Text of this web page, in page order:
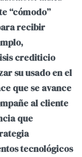
“cómodo”
recibir
crediticio
su usado en el
que se avance
al cliente
que
tecnológicos